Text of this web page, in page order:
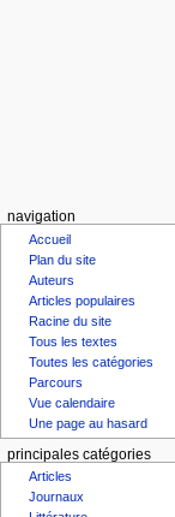
navigation
Accueil
Plan du site
Auteurs
Articles populaires
Racine du site
Tous les textes
Toutes les catégories
Parcours
Vue calendaire
Une page au hasard
principales catégories
Articles
Journaux